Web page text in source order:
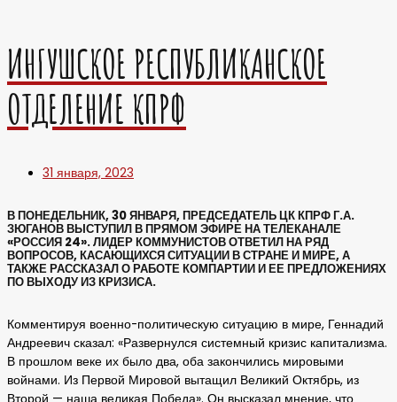
ИНГУШСКОЕ РЕСПУБЛИКАНСКОЕ
ОТДЕЛЕНИЕ КПРФ
31 января, 2023
В ПОНЕДЕЛЬНИК, 30 ЯНВАРЯ, ПРЕДСЕДАТЕЛЬ ЦК КПРФ Г.А.
ЗЮГАНОВ ВЫСТУПИЛ В ПРЯМОМ ЭФИРЕ НА ТЕЛЕКАНАЛЕ
«РОССИЯ 24». ЛИДЕР КОММУНИСТОВ ОТВЕТИЛ НА РЯД
ВОПРОСОВ, КАСАЮЩИХСЯ СИТУАЦИИ В СТРАНЕ И МИРЕ, А
ТАКЖЕ РАССКАЗАЛ О РАБОТЕ КОМПАРТИИ И ЕЕ ПРЕДЛОЖЕНИЯХ
ПО ВЫХОДУ ИЗ КРИЗИСА.
Комментируя военно-политическую ситуацию в мире, Геннадий
Андреевич сказал: «Развернулся системный кризис капитализма.
В прошлом веке их было два, оба закончились мировыми
войнами. Из Первой Мировой вытащил Великий Октябрь, из
Второй — наша великая Победа». Он высказал мнение, что